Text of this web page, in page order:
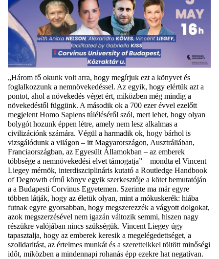
„Három fő okunk volt arra, hogy megírjuk ezt a könyvet és
foglalkozzunk a nemnövekedéssel. Az egyik, hogy elértük azt a
pontot, ahol a növekedés véget ért, miközben még mindig a
növekedéstől függünk. A második ok a 700 ezer évvel ezelőtt
megjelent Homo Sapiens túléléséről szól, mert lehet, hogy olyan
bolygót hozunk éppen létre, amely nem lesz alkalmas a
civilizációnk számára. Végül a harmadik ok, hogy bárhol is
vizsgálódunk a világon – itt Magyarországon, Ausztráliában,
Franciaországban, az Egyesült Államokban – az emberek
többsége a nemnövekedési elvet támogatja” – mondta el Vincent
Liegey mérnök, interdiszciplináris kutató a Routledge Handbook
ofDegrowth című könyv egyik szerkesztője a kötet bemutatóján
a a Budapesti Corvinus Egyetemen. Szerinte ma már egyre
többen látják, hogy az életük olyan, mint a mókuskerék: hiába
futnak egyre gyorsabban, hogy megszerezzék a vágyott dolgokat,
azok megszerzésével nem igazán változik semmi, hiszen nagy
részükre valójában nincs szükségük. Vincent Liegey úgy
tapasztalja, hogy az emberek keresik a megelégedettséget, a
szolidaritást, az értelmes munkát és a szeretteikkel töltött minőségi
időt, miközben a mindennapi rohanás épp ezekre hat negatívan.